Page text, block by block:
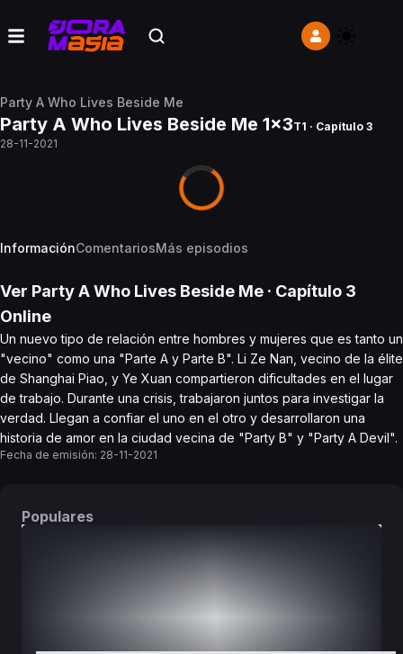
Party A Who Lives Beside Me
Party A Who Lives Beside Me 1x3T1 · Capítulo 3
28-11-2021
InformaciónComentariosMás episodios
Ver Party A Who Lives Beside Me · Capítulo 3
Online
Un nuevo tipo de relación entre hombres y mujeres que es tanto un
"vecino" como una "Parte A y Parte B". Li Ze Nan, vecino de la élite
de Shanghai Piao, y Ye Xuan compartieron dificultades en el lugar
de trabajo. Durante una crisis, trabajaron juntos para investigar la
verdad. Llegan a confiar el uno en el otro y desarrollaron una
historia de amor en la ciudad vecina de "Party B" y "Party A Devil".
Fecha de emisión: 28-11-2021
Populares